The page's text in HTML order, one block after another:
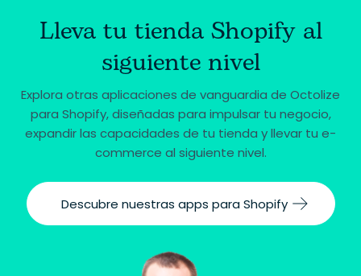
Lleva tu tienda Shopify al
siguiente nivel
Explora otras aplicaciones de vanguardia de Octolize
para Shopify, diseñadas para impulsar tu negocio,
expandir las capacidades de tu tienda y llevar tu e-
commerce al siguiente nivel.
Descubre nuestras apps para Shopify